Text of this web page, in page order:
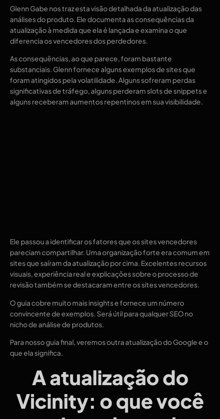
Glenn Gabe nos traz esta visão detalhada da atualização das
análises do produto. Ele documenta as consequências da
atualização à medida que ela é lançada e examina o que
diferencia os vencedores dos perdedores.
As consequências, ao que parece, foram bastante
substanciais. Glenn fornece alguns exemplos de sites que
foram atingidos pela volatilidade. Alguns sofreram perdas
significativas de tráfego, alguns perderam slots de snippets e
alguns receberam aumentos repentinos em sua visibilidade.
Ele passou a identificar os fatores que os sites vencedores
pareciam compartilhar. Uma organização forte era comum em
sites que saíram da atualização por cima. Excelentes recursos
visuais, experiência real e explicações sobre o processo de
revisão também se destacaram entre os sites vencedores.
O guia cobre muito mais insights e fornece um número
convincente de exemplos. Será útil para qualquer SEO no
nicho de análise de produtos.
Para nosso guia final, veremos outra atualização do Google e o
que ela significa.
A atualização do
Vicinity: o que você